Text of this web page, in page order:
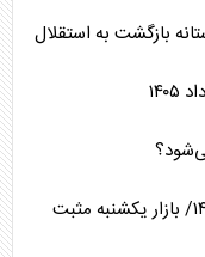
بازگشت به استقلال
پیش‌بینی بورس فردا یکشنبه ۱۸ مرداد ۱۴۰۵/ بازار یکشنبه مثبت